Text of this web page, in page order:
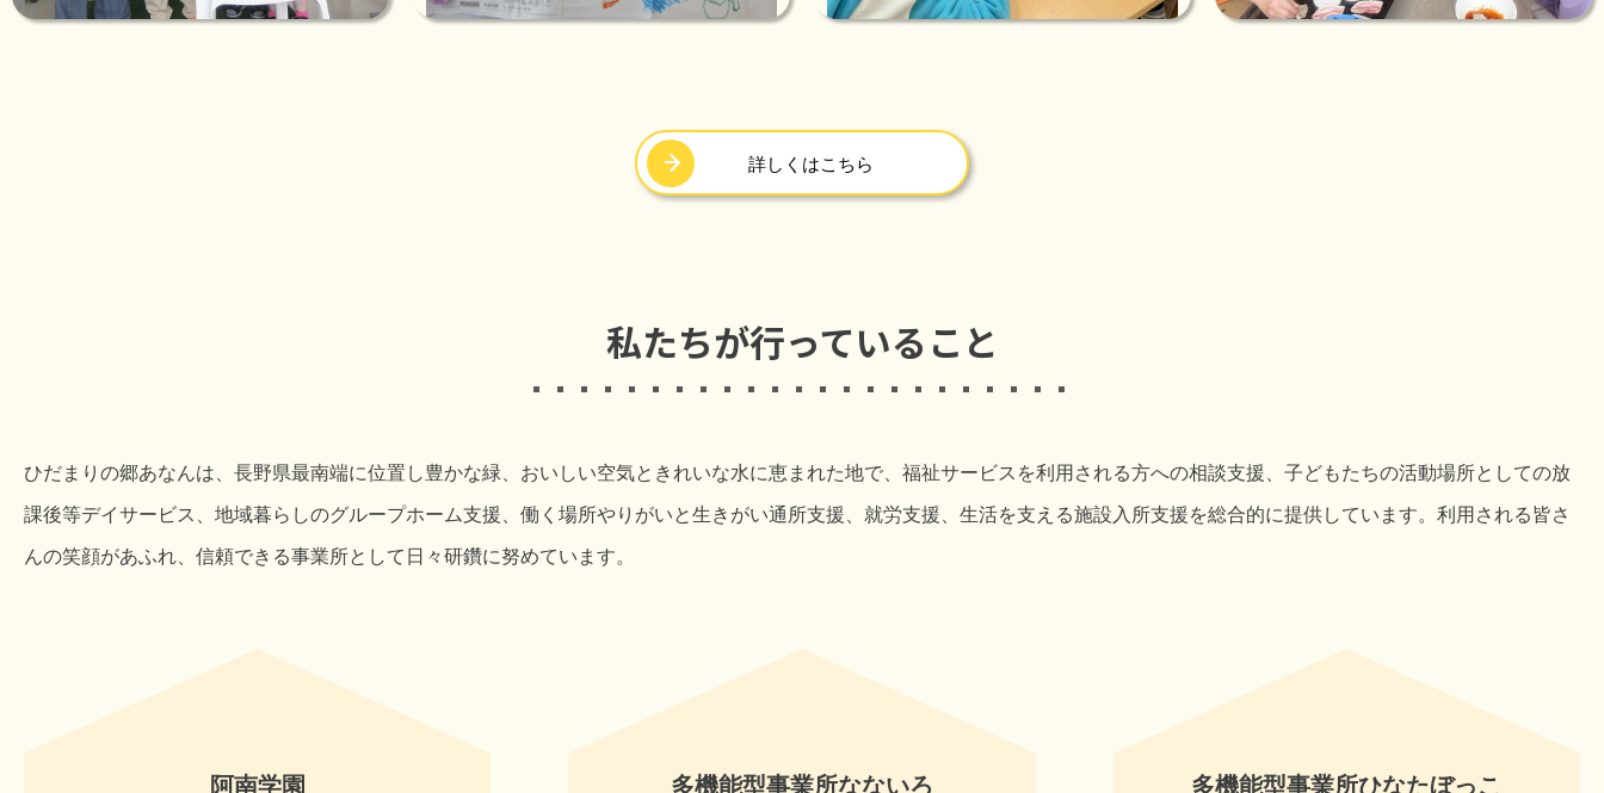
詳しくはこちら
私たちが行っていること
ひだまりの郷あなんは、長野県最南端に位置し豊かな緑、おいしい空気ときれいな水に恵まれた地で、福祉サービスを利用される方への相談支援、子どもたちの活動場所としての放
課後等デイサービス、地域暮らしのグループホーム支援、働く場所やりがいと生きがい通所支援、就労支援、生活を支える施設入所支援を総合的に提供しています。利用される皆さ
んの笑顔があふれ、信頼できる事業所として日々研鑽に努めています。
阿南学園 多機能型事業所なないろ 多機能型事業所ひなたぼっこ